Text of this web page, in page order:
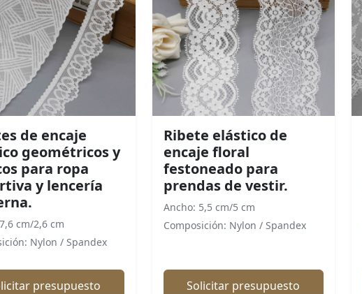
de encaje
geométricos y
para ropa
y lencería
cm/2,6 cm
Nylon / Spandex
presupuesto
Ribete elástico de
encaje floral
festoneado para
prendas de vestir.
Ancho: 5,5 cm/5 cm
Composición: Nylon / Spandex
Solicitar presupuesto